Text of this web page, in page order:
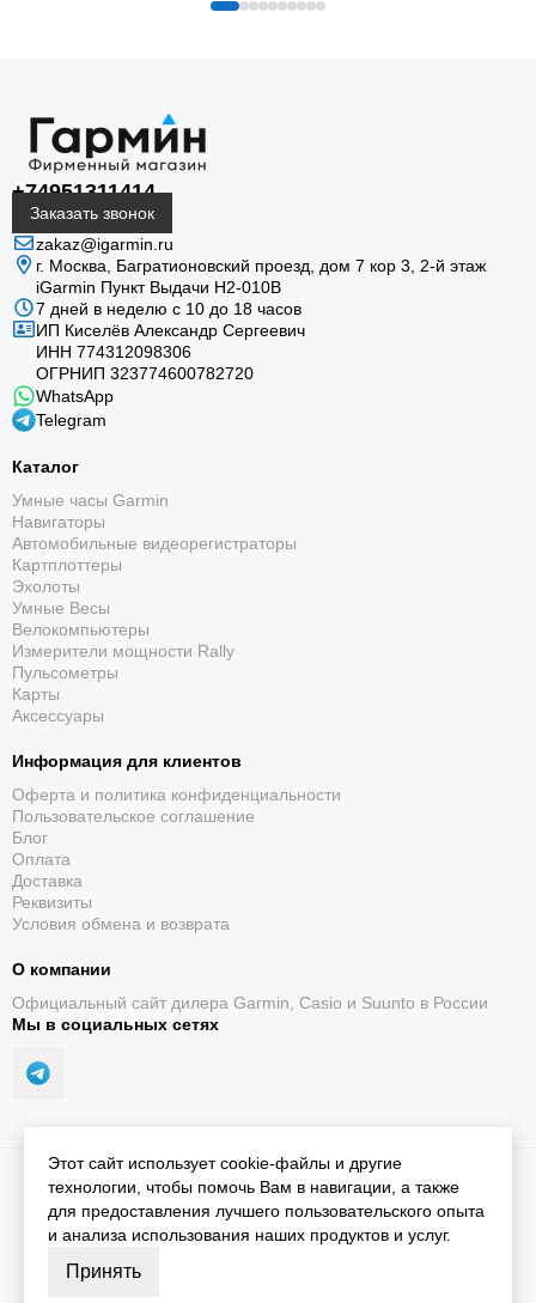
+74951311414
Заказать звонок
zakaz@igarmin.ru
г. Москва, Багратионовский проезд, дом 7 кор 3, 2-й этаж
iGarmin Пункт Выдачи Н2-010В
7 дней в неделю с 10 до 18 часов
ИП Киселёв Александр Сергеевич
ИНН 774312098306
ОГРНИП 323774600782720
WhatsApp
Telegram
Каталог
Умные часы Garmin
Навигаторы
Автомобильные видеорегистраторы
Картплоттеры
Эхолоты
Умные Весы
Велокомпьютеры
Измерители мощности Rally
Пульсометры
Карты
Аксессуары
Информация для клиентов
Оферта и политика конфиденциальности
Пользовательское соглашение
Блог
Оплата
Доставка
Реквизиты
Условия обмена и возврата
О компании
Официальный сайт дилера Garmin, Casio и Suunto в России
Мы в социальных сетях
2026 © iGarmin.Карта сайта
Этот сайт использует cookie-файлы и другие
технологии, чтобы помочь Вам в навигации, а также
для предоставления лучшего пользовательского опыта
и анализа использования наших продуктов и услуг.
Принять